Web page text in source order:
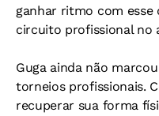
ganhar ritmo com esse
circuito profissional no
Guga ainda não
torneios profissionais.
recuperar sua forma